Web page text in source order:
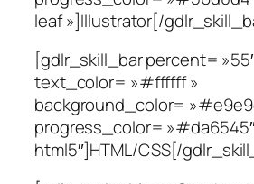
leaf »]Illustrator[/
[gdlr_skill_bar percent=
text_color= »#ffffff »
background_color=
progress_color=
html5″]HTML/CSS[/